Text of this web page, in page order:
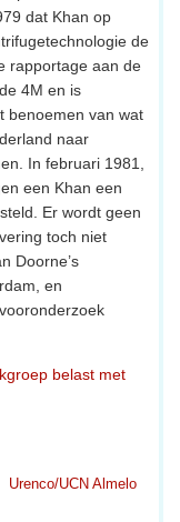
dat Khan op
de
rapportage aan de
4M en is
benoemen van wat
naar
In februari 1981,
een Khan een
Er wordt geen
toch niet
Doorne’s
en
belast met
Urenco/UCN Almelo